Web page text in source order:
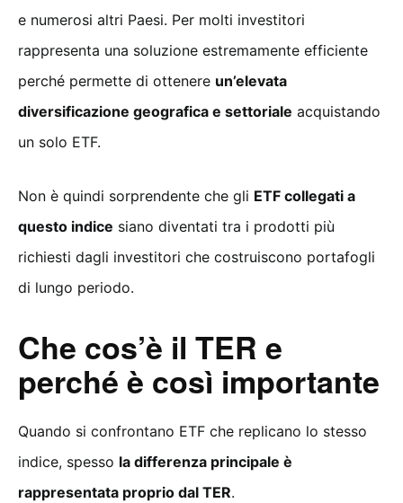
e numerosi altri Paesi. Per molti investitori
rappresenta una soluzione estremamente efficiente
perché permette di ottenere un’elevata
diversificazione geografica e settoriale acquistando
un solo ETF.
Non è quindi sorprendente che gli ETF collegati a
questo indice siano diventati tra i prodotti più
richiesti dagli investitori che costruiscono portafogli
di lungo periodo.
Che cos’è il TER e
perché è così importante
Quando si confrontano ETF che replicano lo stesso
indice, spesso la differenza principale è
rappresentata proprio dal TER.